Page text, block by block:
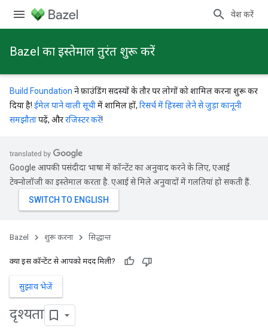
प्रवेश करें
Bazel का इस्तेमाल तुरंत शुरू करें
Build Foundation ने फ़ाउंडिंग सदस्यों के तौर पर लोगों को शामिल करना शुरू कर
दिया है! ईमेल पाने वाली सूचीमें शामिल हों, रिसर्च में हिस्सा लेने से जुड़ा कानूनी
समझौतापढ़ें, औररजिस्टर करें!
Google आपकी पसंदीदा भाषा में कॉन्टेंट का अनुवाद करने के लिए, एआई
टेक्नोलॉजी का इस्तेमाल करता है. एआई से मिले अनुवादों में गलतियां हो सकती हैं.
Bazel शुरू करना सिद्धान्त
क्या इस कॉन्टेंट से आपको मदद मिली?
सुझाव भेजें
दृश्यता